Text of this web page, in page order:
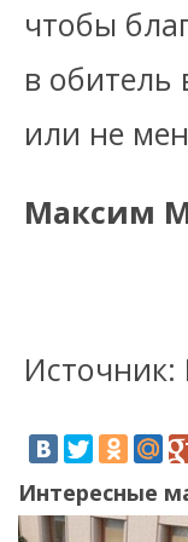
чтобы
в обитель
или не
Максим
Источник:
Интересные